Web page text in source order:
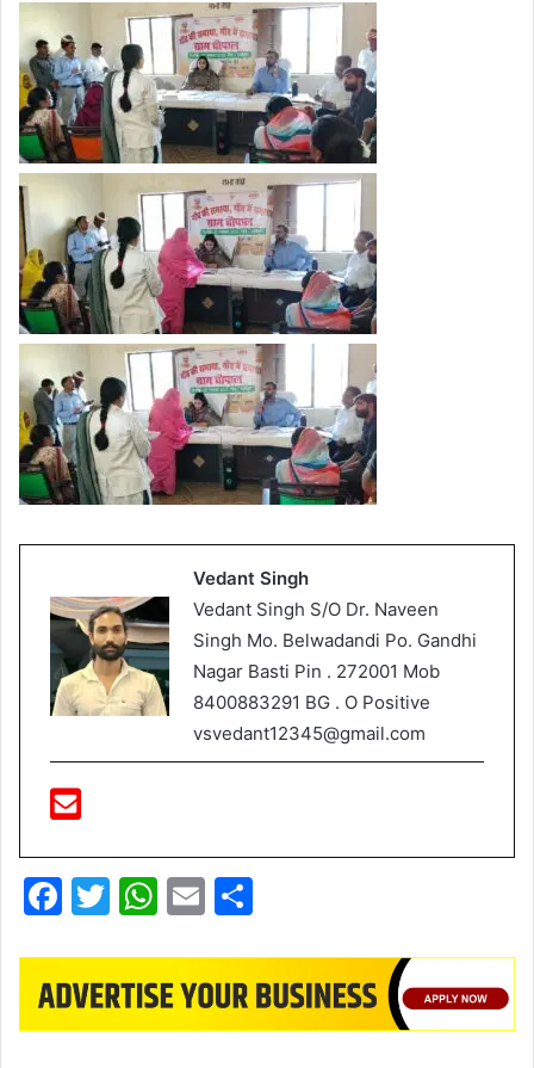
Vedant Singh
Vedant Singh S/O Dr. Naveen
Singh Mo. Belwadandi Po. Gandhi
Nagar Basti Pin . 272001 Mob
8400883291 BG . O Positive
vsvedant12345@gmail.com
F
c
e
T
itt
er
W
at
s
E
ai
l
ar
e